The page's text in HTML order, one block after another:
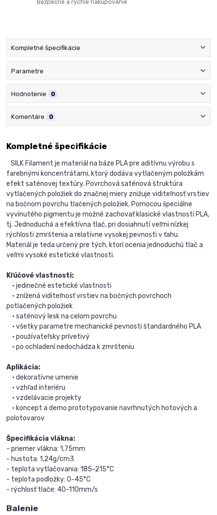
Bezpečné a rýchle nakupovanie
Kompletné špecifikácie
Parametre
Hodnotenie 0
Komentáre 0
Kompletné špecifikácie
SILK Filament je materiál na báze PLA pre aditívnu výrobu s
farebnými koncentrátami, ktorý dodáva vytlačeným položkám
efekt saténovej textúry. Povrchová saténová štruktúra
vytlačených položiek do značnej miery znižuje viditeľnosť vrstiev
na bočnom povrchu tlačených položiek. Pomocou špeciálne
vyvinutého pigmentu je možné zachovať klasické vlastnosti PLA,
tj. Jednoduchá a efektívna tlač, pri dosiahnutí veľmi nízkej
rýchlosti zmrštenia a relatívne vysokej pevnosti v ťahu.
Materiál je teda určený pre tých, ktorí ocenia jednoduchú tlač a
veľmi vysoké estetické vlastnosti.
Kľúčové vlastnosti:
• jedinečné estetické vlastnosti
• znížená viditeľnosť vrstiev na bočných povrchoch
potlačených položiek
• saténový lesk na celom povrchu
• všetky parametre mechanické pevnosti štandardného PLA
• používateľsky prívetivý
• po ochladení nedochádza k zmršteniu
Aplikácia:
• dekoratívne umenie
• vzhľad interiéru
• vzdelávacie projekty
• koncept a demo prototypovanie navrhnutých hotových a
polotovarov
Špecifikácia vlákna:
- priemer vlákna: 1,75mm
- hustota: 1,24g/cm3
- teplota vytlačovania: 185-215°C
- teplota podložky: 0-45°C
- rýchlosť tlače: 40-110mm/s
Balenie